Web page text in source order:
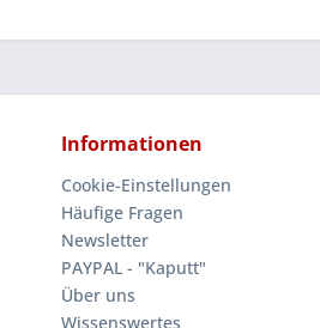
Informationen
Cookie-Einstellungen
Häufige Fragen
Newsletter
PAYPAL - "Kaputt"
Über uns
Wissenswertes